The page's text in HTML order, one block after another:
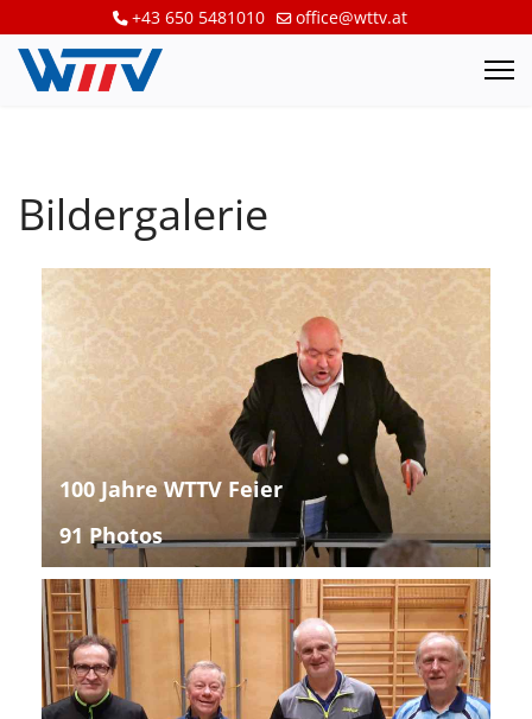
+43 650 5481010 office@wttv.at
Bildergalerie
100 Jahre WTTV Feier
91 Photos